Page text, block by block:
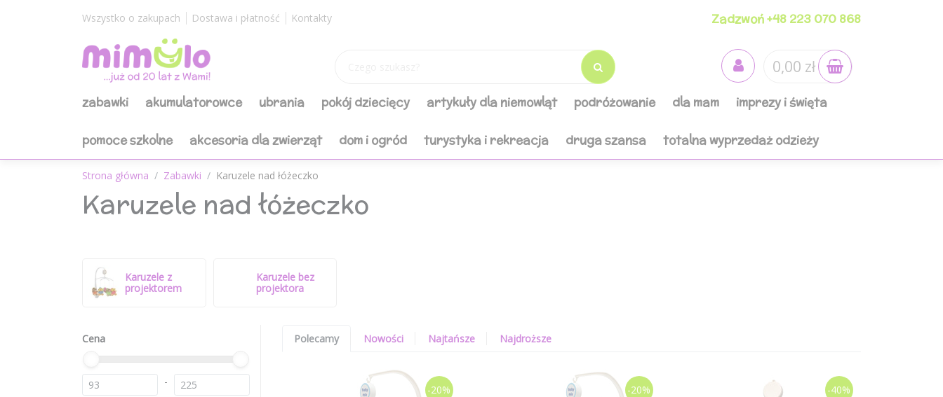
Wszystko o zakupach Dostawa i płatność Kontakty Zadzwoń +48 223 070 868
0,00 zł
zabawki akumulatorowce ubrania pokój dziecięcy artykuły dla niemowląt podróżowanie dla mam imprezy i święta
pomoce szkolne akcesoria dla zwierząt dom i ogród turystyka i rekreacja druga szansa totalna wyprzedaż odzieży
Strona główna Zabawki Karuzele nad łóżeczko
Karuzele nad łóżeczko
Karuzele z
projektorem
Karuzele bez
projektora
Cena
-
Polecamy Nowości Najtańsze Najdroższe
-20% -20% -40%